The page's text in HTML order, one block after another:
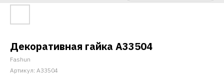
Декоративная гайка A33504
Fashun
Артикул: A33504